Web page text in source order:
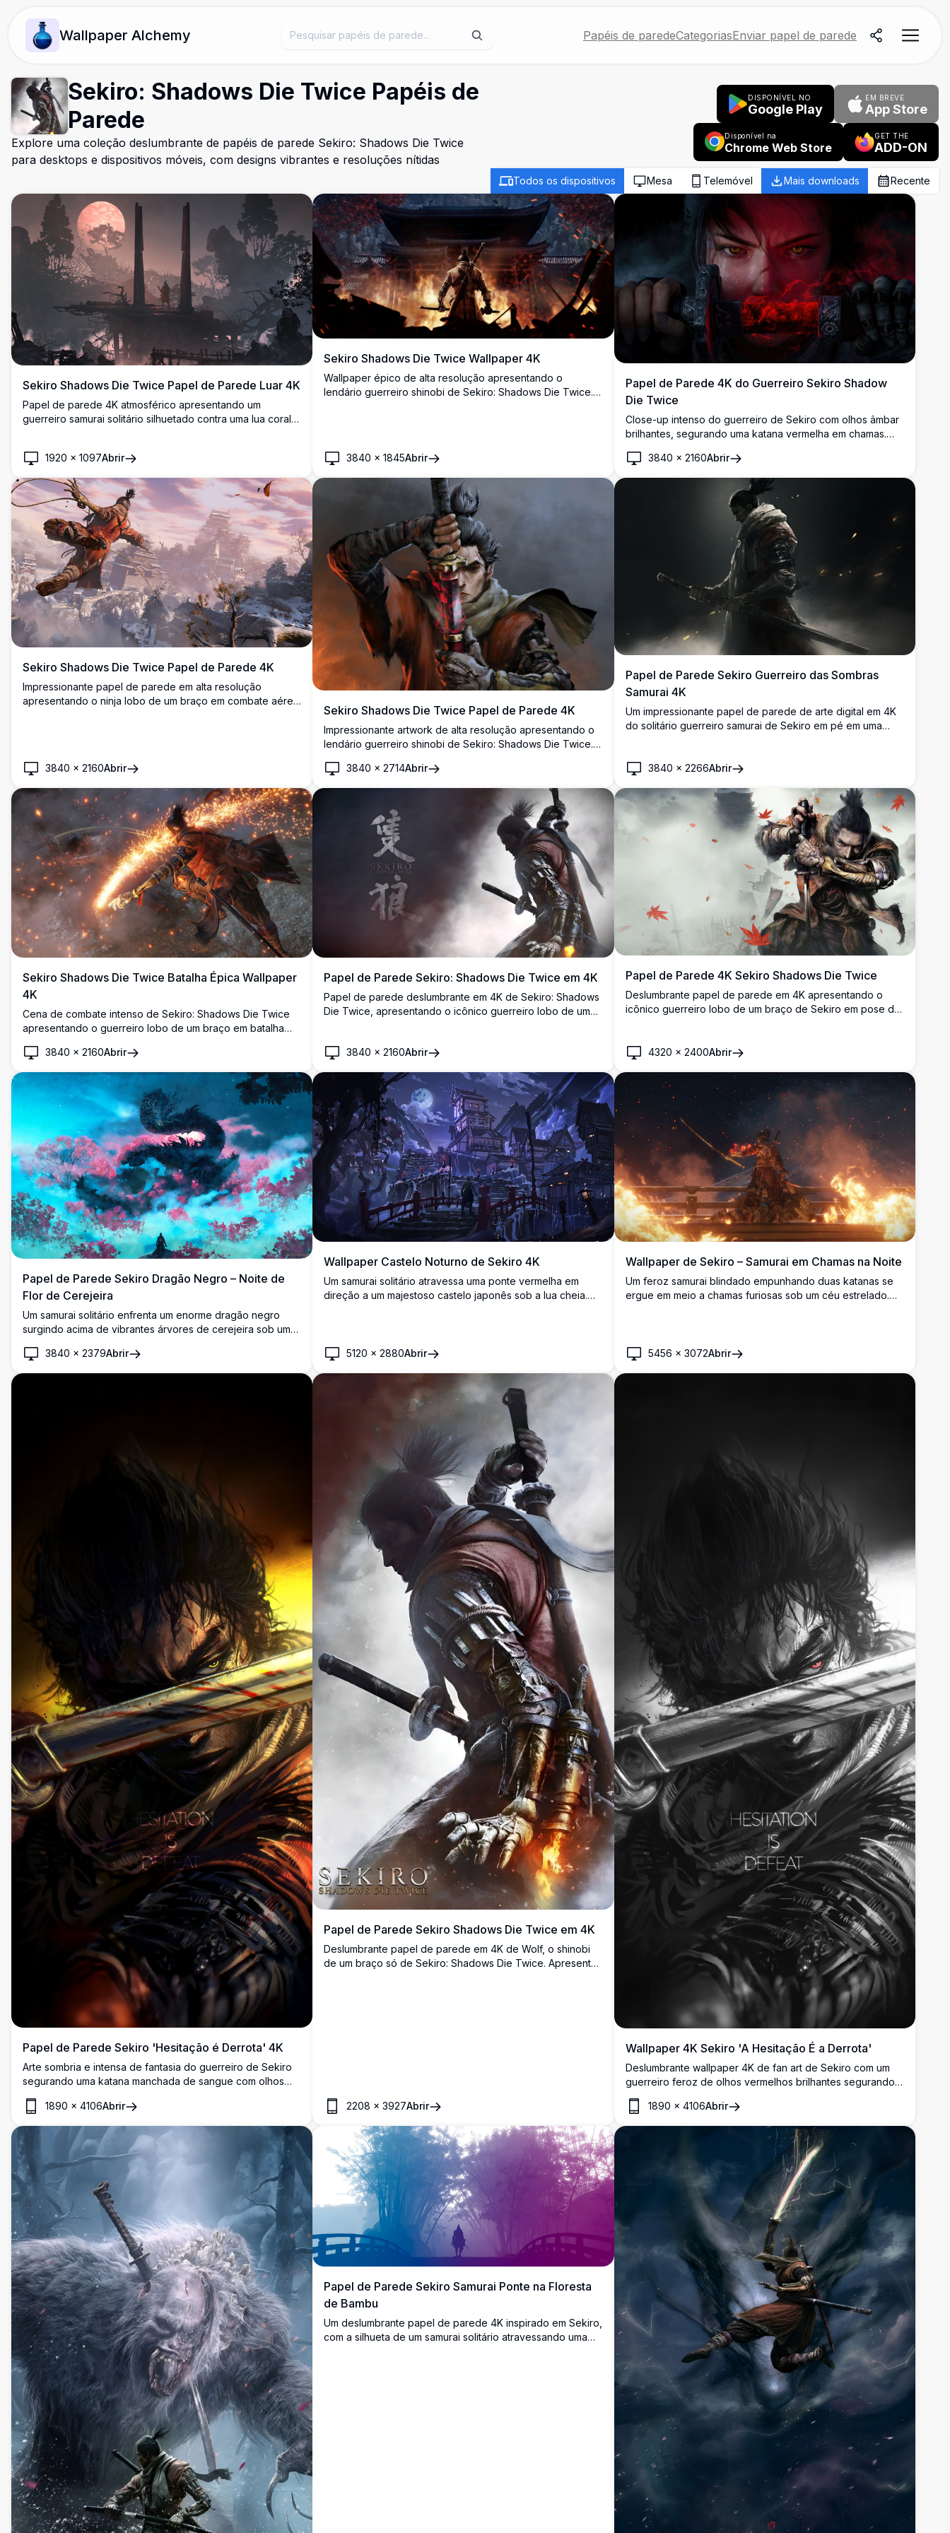
Wallpaper Alchemy Papéis de paredeCategoriasEnviar papel de parede
Sekiro: Shadows Die Twice Papéis de
Parede
Explore uma coleção deslumbrante de papéis de parede Sekiro: Shadows Die Twice
para desktops e dispositivos móveis, com designs vibrantes e resoluções nítidas
DISPONÍVEL NO
Google Play
EM BREVE
App Store
Disponível na
Chrome Web Store
GET THE
ADD-ON
Todos os dispositivos Mesa Telemóvel Mais downloads Recente
Sekiro Shadows Die Twice Papel de Parede Luar 4K
Papel de parede 4K atmosférico apresentando um
guerreiro samurai solitário silhuetado contra uma lua coral
arquitetura antiga, vegetação exuberante e iluminação
dramática em qualidade ultra-detalhada.
1920 × 1097Abrir
Sekiro Shadows Die Twice Wallpaper 4K
Wallpaper épico de alta resolução apresentando o
lendário guerreiro shinobi de Sekiro: Shadows Die Twice.
3840 ×1845Abrir
Papel de Parede 4K do Guerreiro Sekiro Shadow
Die Twice
Close-up intenso do guerreiro de Sekiro com olhos âmbar
brilhantes, segurando uma katana vermelha em chamas.
do icônico jogo de ação e aventura.
3840 × 2160Abrir
Sekiro Shadows Die Twice Papel de Parede 4K
Impressionante papel de parede em alta resolução
apresentando o ninja lobo de um braço em combate aéreo
3840 × 2160Abrir
Sekiro Shadows Die Twice Papel de Parede 4K
Impressionante artwork de alta resolução apresentando o
lendário guerreiro shinobi de Sekiro: Shadows Die Twice.
em traje tradicional de samurai, empunhando sua icônica
katana com efeitos místicos de energia vermelha contra um
3840 ×2714Abrir
Papel de Parede Sekiro Guerreiro das Sombras
Samurai 4K
Um impressionante papel de parede de arte digital em 4K
do solitário guerreiro samurai de Sekiro em pé em uma
detalhes cinematográficos de alta resolução.
3840 × 2266Abrir
Sekiro Shadows Die Twice Batalha Épica Wallpaper
4K
Cena de combate intenso de Sekiro: Shadows Die Twice
apresentando o guerreiro lobo de um braço em batalha
katana encontra as garras neste impressionante wallpaper
gaming de alta resolução capturando o combate brutal
característico do jogo e iluminação atmosférica.
3840 × 2160Abrir
Papel de Parede Sekiro: Shadows Die Twice em 4K
Papel de parede deslumbrante em 4K de Sekiro: Shadows
Die Twice, apresentando o icônico guerreiro lobo de um
japonês.
3840 ×2160Abrir
Papel de Parede 4K Sekiro Shadows Die Twice
Deslumbrante papel de parede em 4K apresentando o
icônico guerreiro lobo de um braço de Sekiro em pose de
japonês feudal.
4320 × 2400Abrir
Papel de Parede Sekiro Dragão Negro – Noite de
Flor de Cerejeira
Um samurai solitário enfrenta um enorme dragão negro
surgindo acima de vibrantes árvores de cerejeira sob um
combina a mitologia japonesa com uma cenografia
fantástica de tirar o fôlego.
3840 × 2379Abrir
Wallpaper Castelo Noturno de Sekiro 4K
Um samurai solitário atravessa uma ponte vermelha em
direção a um majestoso castelo japonês sob a lua cheia.
5120 ×2880Abrir
Wallpaper de Sekiro – Samurai em Chamas na Noite
Um feroz samurai blindado empunhando duas katanas se
ergue em meio a chamas furiosas sob um céu estrelado.
5456 × 3072Abrir
Papel de Parede Sekiro 'Hesitação é Derrota' 4K
Arte sombria e intensa de fantasia do guerreiro de Sekiro
segurando uma katana manchada de sangue com olhos
frase icônica 'Hesitação é Derrota' que captura o espírito
implacável do jogo.
1890 × 4106Abrir
Papel de Parede Sekiro Shadows Die Twice em 4K
Deslumbrante papel de parede em 4K de Wolf, o shinobi
de um braço só de Sekiro: Shadows Die Twice. Apresenta
2208 ×3927Abrir
Wallpaper 4K Sekiro 'A Hesitação É a Derrota'
Deslumbrante wallpaper 4K de fan art de Sekiro com um
guerreiro feroz de olhos vermelhos brilhantes segurando
uma katana. Arte sombria e melancólica em monocromático
com a icônica frase 'A Hesitação É a Derrota' em destaque.
1890 × 4106Abrir
Papel de Parede Sekiro Samurai Ponte na Floresta
de Bambu
Um deslumbrante papel de parede 4K inspirado em Sekiro,
com a silhueta de um samurai solitário atravessando uma